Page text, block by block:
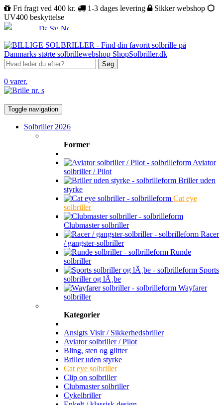
Fri fragt ved 400 kr. 1-3 dages levering
Sikker webshop
UV400 beskyttelse
Søg
0 varer.
Toggle navigation
Solbriller 2026
Former
Aviator
solbriller / Pilot
Briller uden
styrke
Cat eye
solbriller
Clubmaster solbriller
Racer
/ gangster-solbriller
Runde
solbriller
Sports
solbriller og lÃ¸be
Wayfarer
solbriller
Kategorier
Ansigts Visir / Sikkerhedsbriller
Aviator solbriller / Pilot
Bling, sten og glitter
Briller uden styrke
Cat eye solbriller
Clip on solbriller
Clubmaster solbriller
Cykelbriller